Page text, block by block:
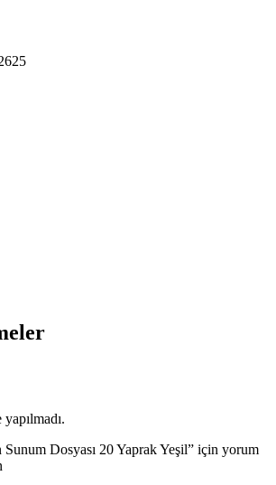
Dosyası 20 Yaprak Yeşil” için yorum